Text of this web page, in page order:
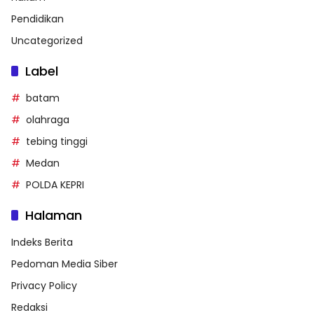
Pendidikan
Uncategorized
Label
batam
olahraga
tebing tinggi
Medan
POLDA KEPRI
Halaman
Indeks Berita
Pedoman Media Siber
Privacy Policy
Redaksi